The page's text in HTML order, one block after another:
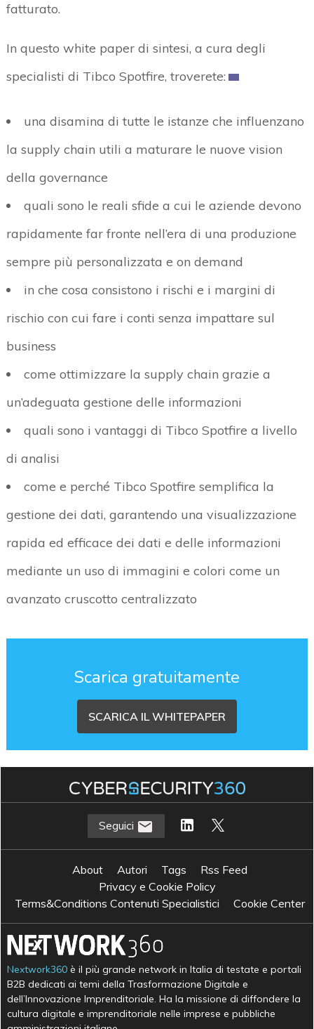
fatturato.
In questo white paper di sintesi, a cura degli
specialisti di Tibco Spotfire, troverete:
una disamina di tutte le istanze che influenzano
la supply chain utili a maturare le nuove vision
della governance
quali sono le reali sfide a cui le aziende devono
rapidamente far fronte nell’era di una produzione
sempre più personalizzata e on demand
in che cosa consistono i rischi e i margini di
rischio con cui fare i conti senza impattare sul
business
come ottimizzare la supply chain grazie a
un’adeguata gestione delle informazioni
quali sono i vantaggi di Tibco Spotfire a livello
di analisi
come e perché Tibco Spotfire semplifica la
gestione dei dati, garantendo una visualizzazione
rapida ed efficace dei dati e delle informazioni
mediante un uso di immagini e colori come un
avanzato cruscotto centralizzato
Scarica gratuitamente
SCARICA IL WHITEPAPER
Seguici
About Autori Tags
Rss Feed
Privacy e Cookie Policy
Terms&Conditions Contenuti Specialistici
Cookie Center
Nextwork360 è il più grande network in Italia di testate e portali
B2B dedicati ai temi della Trasformazione Digitale e
dell’Innovazione Imprenditoriale. Ha la missione di diffondere la
cultura digitale e imprenditoriale nelle imprese e pubbliche